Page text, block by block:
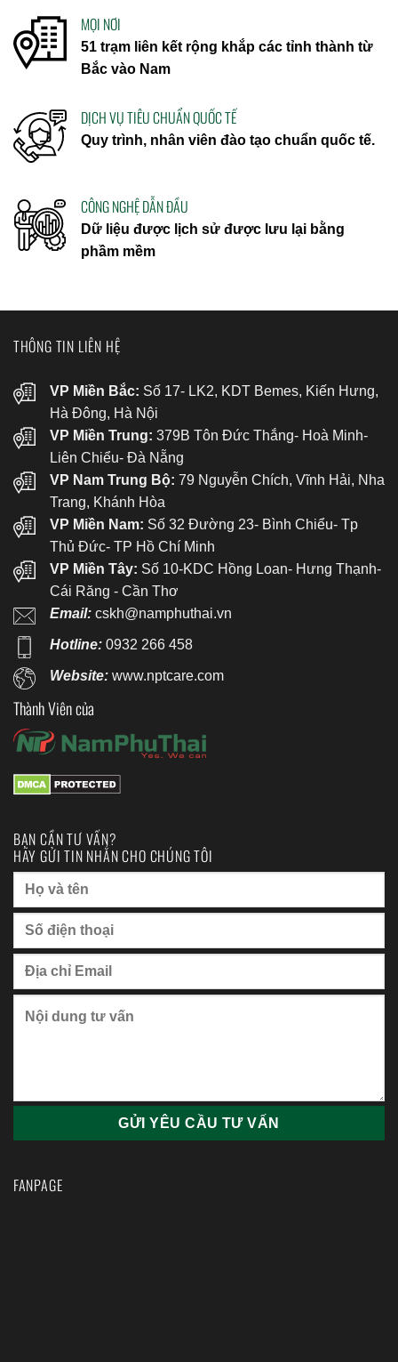
MỌI NƠI
51 trạm liên kết rộng khắp các tỉnh thành từ
Bắc vào Nam
DỊCH VỤ TIÊU CHUẨN QUỐC TẾ
Quy trình, nhân viên đào tạo chuẩn quốc tế.
CÔNG NGHỆ DẪN ĐẦU
Dữ liệu được lịch sử được lưu lại bằng
phầm mềm
THÔNG TIN LIÊN HỆ
VP Miền Bắc: Số 17- LK2, KDT Bemes, Kiến Hưng,
Hà Đông, Hà Nội
VP Miền Trung: 379B Tôn Đức Thắng- Hoà Minh-
Liên Chiểu- Đà Nẵng
VP Nam Trung Bộ: 79 Nguyễn Chích, Vĩnh Hải, Nha
Trang, Khánh Hòa
VP Miền Nam: Số 32 Đường 23- Bình Chiểu- Tp
Thủ Đức- TP Hồ Chí Minh
VP Miền Tây: Số 10-KDC Hồng Loan- Hưng Thạnh-
Cái Răng - Cần Thơ
Email: cskh@namphuthai.vn
Hotline: 0932 266 458
Website:www.nptcare.com
Thành Viên của
BẠN CẦN TƯ VẤN?
HÃY GỬI TIN NHẮN CHO CHÚNG TÔI
FANPAGE